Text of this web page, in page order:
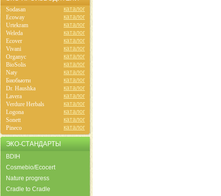
Sodasan
каталог
Ecoway
каталог
Urtekram
каталог
Weleda
каталог
Ecover
каталог
Vivani
каталог
Organyc
каталог
BioSolis
каталог
Naty
каталог
Биобьюти
каталог
Dr. Haushka
каталог
Lavera
каталог
Verdure Herbals
каталог
Logona
каталог
Sonett
каталог
Pineco
каталог
ЭКО-СТАНДАРТЫ
BDIH
Cosmebio/Ecocert
Nature progress
Cradle to Cradle